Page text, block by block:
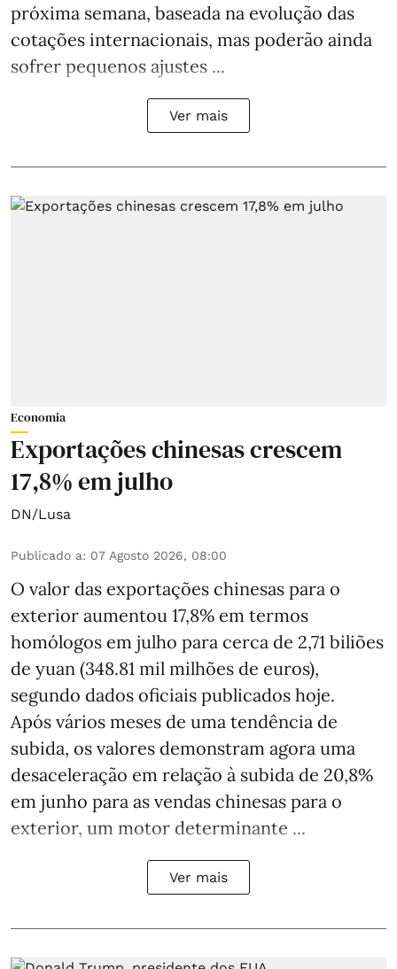
próxima semana, baseada na evolução das
cotações internacionais, mas poderão ainda
sofrer pequenos ajustes ...
Ver mais
Economia
Exportações chinesas crescem
17,8% em julho
DN/Lusa
Publicado a: 07 Agosto 2026, 08:00
O valor das exportações chinesas para o
exterior aumentou 17,8% em termos
homólogos em julho para cerca de 2,71 biliões
de yuan (348.81 mil milhões de euros),
segundo dados oficiais publicados hoje.
Após vários meses de uma tendência de
subida, os valores demonstram agora uma
desaceleração em relação à subida de 20,8%
em junho para as vendas chinesas para o
exterior, um motor determinante ...
Ver mais